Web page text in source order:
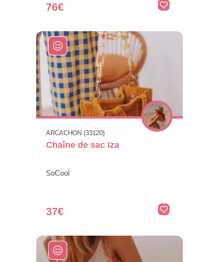
76€
ARCACHON (33120)
Chaîne de sac Iza
SoCool
37€